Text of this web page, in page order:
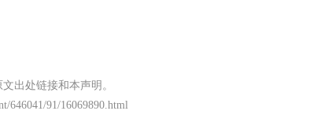
出处链接和本声明。
646041/91/16069890.html